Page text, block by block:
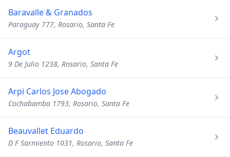
Baravalle & Granados
Paraguay 777, Rosario, Santa Fe
Argot
9 De Julio 1238, Rosario, Santa Fe
Arpi Carlos Jose Abogado
Cochabamba 1793, Rosario, Santa Fe
Beauvallet Eduardo
D F Sarmiento 1031, Rosario, Santa Fe